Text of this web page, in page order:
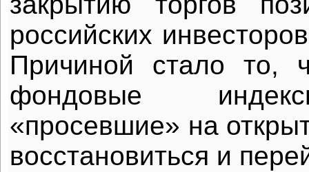
российских
Причиной стало то,
фондовые
«просевшие» на
восстановиться и